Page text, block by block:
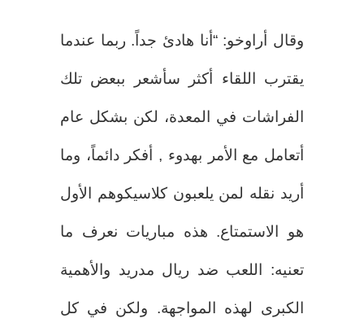
وقال أراوخو: “أنا هادئ جداً. ربما عندما
يقترب اللقاء أكثر سأشعر ببعض تلك
الفراشات في المعدة، لكن بشكل عام
أتعامل مع الأمر بهدوء , أفكر دائماً، وما
أريد نقله لمن يلعبون كلاسيكوهم الأول
هو الاستمتاع. هذه مباريات نعرف ما
تعنيه: اللعب ضد ريال مدريد والأهمية
الكبرى لهذه المواجهة. ولكن في كل